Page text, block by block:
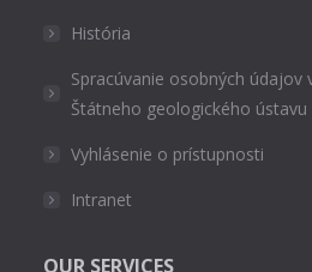
História
Spracúvanie osobných údajov
Štátneho geologického ústavu
Vyhlásenie o prístupnosti
Intranet
OUR SERVICES